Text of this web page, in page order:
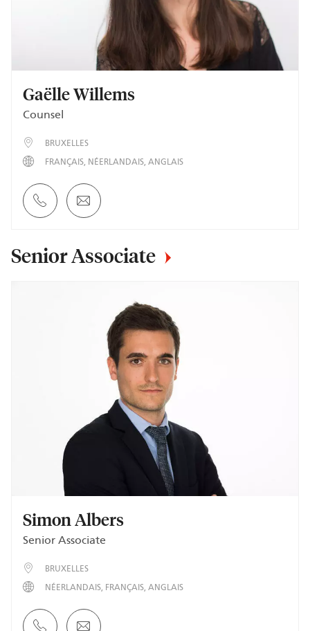
Gaëlle Willems
Counsel
BRUXELLES
FRANÇAIS NÉERLANDAIS ANGLAIS
Senior Associate
Simon Albers
Senior Associate
BRUXELLES
NÉERLANDAIS FRANÇAIS ANGLAIS